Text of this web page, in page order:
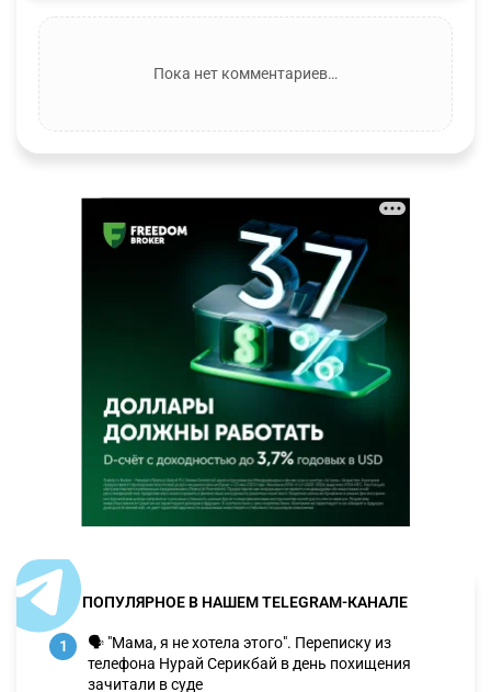
Пока нет комментариев…
ПОПУЛЯРНОЕ В НАШЕМ TELEGRAM-КАНАЛЕ
1
🗣 "Мама, я не хотела этого". Переписку из
телефона Нурай Серикбай в день похищения
зачитали в суде